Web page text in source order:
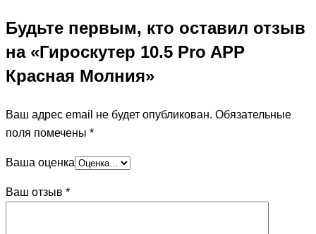
Будьте первым, кто оставил отзыв
на «Гироскутер 10.5 Pro APP
Красная Молния»
Ваш адрес email не будет опубликован. Обязательные
поля помечены *
Ваша оценка
Ваш отзыв *